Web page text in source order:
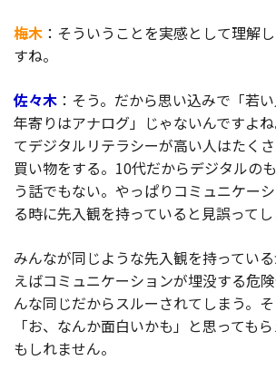
梅木 ：そういうことを実感として理解
すね。
佐々木 ：そう。だから思い込みで「若
年寄りはアナログ」じゃないんですよ
てデジタルリテラシーが高い人はたく
買い物をする。10代だからデジタルの
う話でもない。やっぱりコミュニケー
る時に先入観を持っていると見誤ってし
みんなが同じような先入観を持ってい
えばコミュニケーションが埋没する危
んな同じだからスルーされてしまう。
「お、なんか面白いかも」と思っても
もしれません。